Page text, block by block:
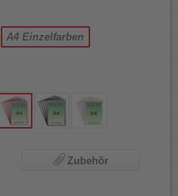
A4 Einzelfarben
Zubehör